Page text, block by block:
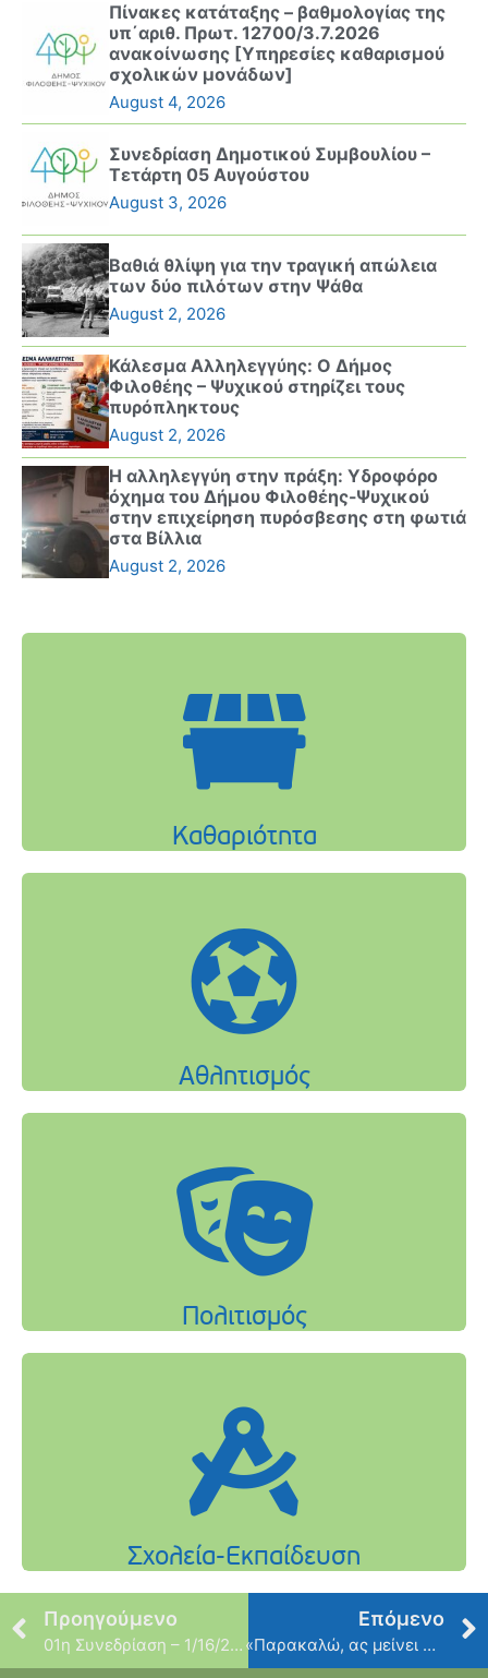
Πίνακες κατάταξης – βαθμολογίας της
υπ΄αριθ. Πρωτ. 12700/3.7.2026
ανακοίνωσης [Υπηρεσίες καθαρισμού
σχολικών μονάδων]
August 4, 2026
Συνεδρίαση Δημοτικού Συμβουλίου –
Τετάρτη 05 Αυγούστου
August 3, 2026
Βαθιά θλίψη για την τραγική απώλεια
των δύο πιλότων στην Ψάθα
August 2, 2026
Κάλεσμα Αλληλεγγύης: Ο Δήμος
Φιλοθέης – Ψυχικού στηρίζει τους
πυρόπληκτους
August 2, 2026
Η αλληλεγγύη στην πράξη: Υδροφόρο
όχημα του Δήμου Φιλοθέης-Ψυχικού
στην επιχείρηση πυρόσβεσης στη φωτιά
στα Βίλλια
August 2, 2026
Προηγούμενο
01η Συνεδρίαση – 1/16/2018
Επόμενο
«Παρακαλώ, ας μείνει μεταξύ μας»